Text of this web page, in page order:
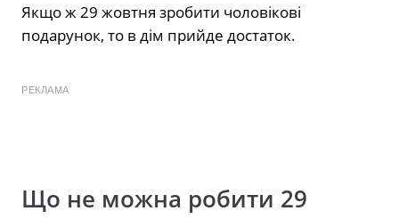
Якщо ж 29 жовтня зробити чоловікові
подарунок, то в дім прийде достаток.
РЕКЛАМА
Що не можна робити 29